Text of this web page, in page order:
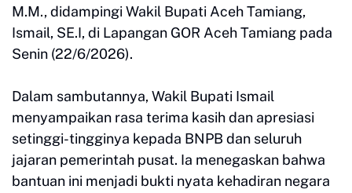
M.M., didampingi Wakil Bupati Aceh Tamiang,
Ismail, SE.I, di Lapangan GOR Aceh Tamiang pada
Senin (22/6/2026).
Dalam sambutannya, Wakil Bupati Ismail
menyampaikan rasa terima kasih dan apresiasi
setinggi-tingginya kepada BNPB dan seluruh
jajaran pemerintah pusat. Ia menegaskan bahwa
bantuan ini menjadi bukti nyata kehadiran negara